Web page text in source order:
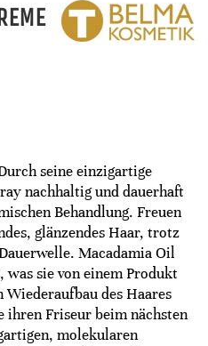
seine einzigartige
nachhaltig und dauerhaft
Behandlung. Freuen
glänzendes Haar, trotz
Macadamia Oil
was sie von einem Produkt
des Haares
ihren Friseur beim nächsten
molekularen